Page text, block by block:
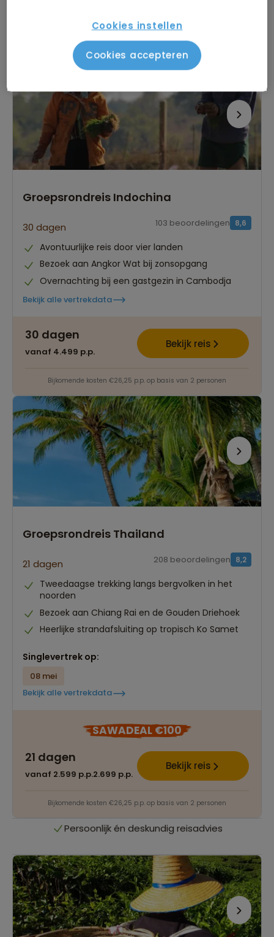
Bijkomende kosten €26,25 p.p. op basis van 2 personen
Groepsrondreis Indochina
30 dagen 8,6
103 beoordelingen
Avontuurlijke reis door vier landen
Bezoek aan Angkor Wat bij zonsopgang
Overnachting bij een gastgezin in Cambodja
Bekijk alle vertrekdata
30 dagen
vanaf 4.499 p.p.
Bekijk reis
Bijkomende kosten €26,25 p.p. op basis van 2 personen
Groepsrondreis Thailand
21 dagen 8,2
208 beoordelingen
Tweedaagse trekking langs bergvolken in het
noorden
Bezoek aan Chiang Rai en de Gouden Driehoek
Heerlijke strandafsluiting op tropisch Ko Samet
Singlevertrek op:
08 mei
Bekijk alle vertrekdata
SAWADEAL €100
21 dagen
vanaf 2.599 p.p.2.699 p.p.
Bekijk reis
Bijkomende kosten €26,25 p.p. op basis van 2 personen
Best beoordeelde reisroutes
Het grootste reisaanbod
Persoonlijk én deskundig reisadvies
Best beoordeelde reisroutes
Het grootste reisaanbod
Persoonlijk én deskundig reisadvies
Cookies instellen
Cookies accepteren